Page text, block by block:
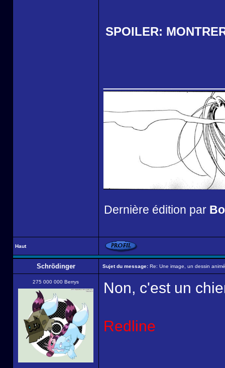
SPOILER:
Dernière édition par
Haut
Schrödinger Sujet du message: Re: Une image, un dessin
275 000 000 Berrys Non, c'est un
Redline